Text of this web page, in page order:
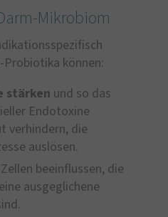
Mikrobiom
können:
stärken und so das
Endotoxine
verhindern, die
auslösen.
beeinflussen, die
ausgeglichene